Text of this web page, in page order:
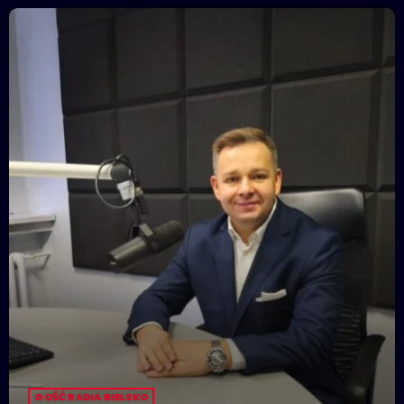
GOŚĆ RADIA BIELSKO